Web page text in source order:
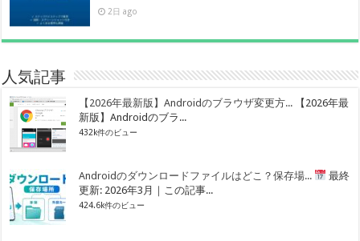
2日 ago
人気記事
【2026年最新版】Androidのブラウザ変更方...
【2026年最
新版】Androidのブラ...
432k件のビュー
Androidのダウンロードファイルはどこ？保存場...
最終
更新: 2026年3月｜この記事...
424.6k件のビュー